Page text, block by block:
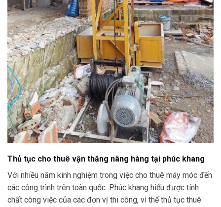
Thủ tục cho thuê vận thăng nâng hàng tại phúc khang
Với nhiều năm kinh nghiệm trong việc cho thuê máy móc đến
các công trình trên toàn quốc. Phúc khang hiểu được tính
chất công việc của các đơn vị thi công, vì thế thủ tục thuê